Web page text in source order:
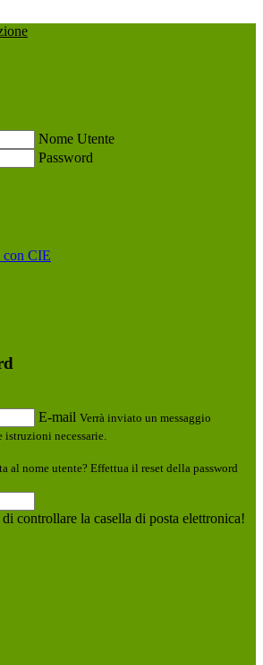
Nome Utente
Password
con CIE
E-mail Verrà inviato un messaggio
necessarie.
al nome utente? Effettua il reset della password
controllare la casella di posta elettronica!